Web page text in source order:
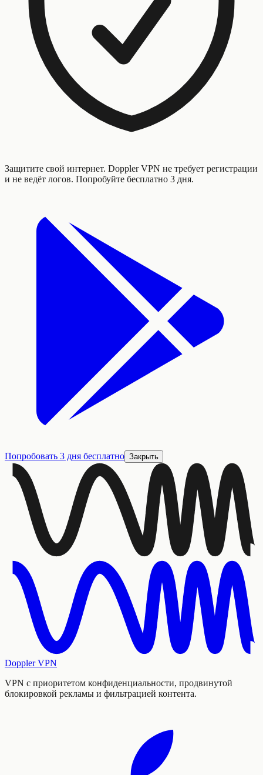
Защитите свой интернет. Doppler VPN не требует регистрации
и не ведёт логов. Попробуйте бесплатно 3 дня.
Попробовать 3 дня бесплатно Закрыть
Doppler VPN
VPN с приоритетом конфиденциальности, продвинутой
блокировкой рекламы и фильтрацией контента.